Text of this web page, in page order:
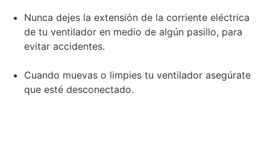
Nunca dejes la extensión de la corriente eléctrica
de tu ventilador en medio de algún pasillo, para
evitar accidentes.
Cuando muevas o limpies tu ventilador asegúrate
que esté desconectado.